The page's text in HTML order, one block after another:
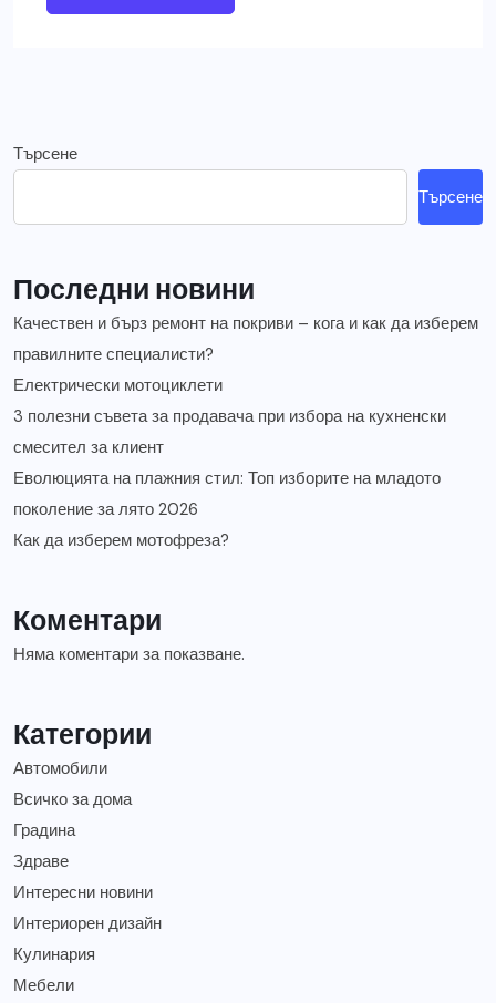
Търсене
Търсене
Последни новини
Качествен и бърз ремонт на покриви – кога и как да изберем
правилните специалисти?
Електрически мотоциклети
3 полезни съвета за продавача при избора на кухненски
смесител за клиент
Еволюцията на плажния стил: Топ изборите на младото
поколение за лято 2026
Как да изберем мотофреза?
Коментари
Няма коментари за показване.
Категории
Автомобили
Всичко за дома
Градина
Здраве
Интересни новини
Интериорен дизайн
Кулинария
Мебели